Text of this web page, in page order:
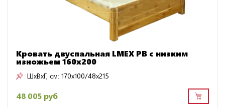
Кровать двуспальная LMEX PB с низким
изножьем 160x200
ШxВxГ, см: 170x100/48x215
48 005 руб